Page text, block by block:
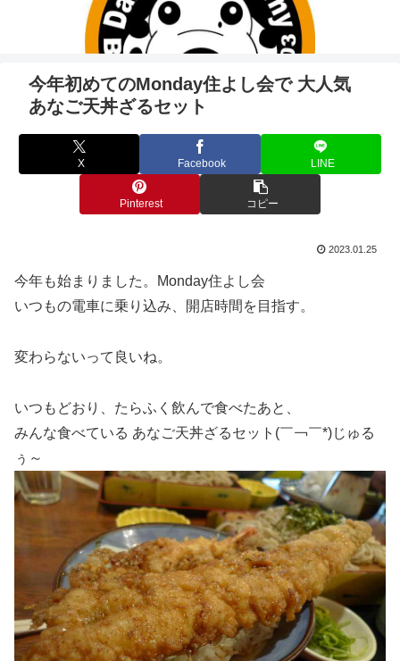
今年初めてのMonday住よし会で 大人気
あなご天丼ざるセット
X Facebook LINE
Pinterest コピー
2023.01.25
今年も始まりました。Monday住よし会
いつもの電車に乗り込み、開店時間を目指す。
変わらないって良いね。
いつもどおり、たらふく飲んで食べたあと、
みんな食べている あなご天丼ざるセット(￣￢￣*)じゅる
ぅ～